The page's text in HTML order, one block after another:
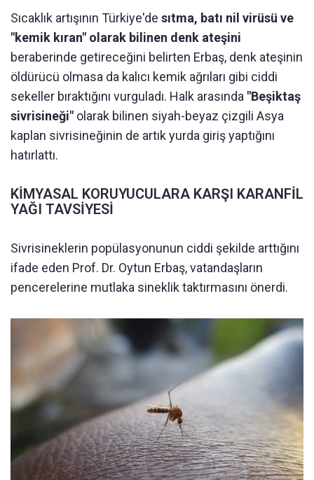
Sıcaklık artışının Türkiye'de sıtma, batı nil virüsü ve
"kemik kıran" olarak bilinen denk ateşini
beraberinde getireceğini belirten Erbaş, denk ateşinin
öldürücü olmasa da kalıcı kemik ağrıları gibi ciddi
sekeller bıraktığını vurguladı. Halk arasında "Beşiktaş
sivrisineği" olarak bilinen siyah-beyaz çizgili Asya
kaplan sivrisineğinin de artık yurda giriş yaptığını
hatırlattı.
KİMYASAL KORUYUCULARA KARŞI KARANFİL
YAĞI TAVSİYESİ
Sivrisineklerin popülasyonunun ciddi şekilde arttığını
ifade eden Prof. Dr. Oytun Erbaş, vatandaşların
pencerelerine mutlaka sineklik taktırmasını önerdi.